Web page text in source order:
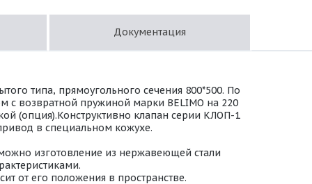
Документация
типа, прямоугольного сечения 800*500. По
с возвратной пружиной марки BELIMO на 220
(опция).Конструктивно клапан серии КЛОП-1
в специальном кожухе.
изготовление из нержавеющей стали
от его положения в пространстве.